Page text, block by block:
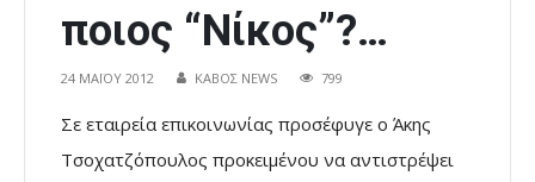
ποιος “Νίκος”?…
24 ΜΑΪ́ΟΥ 2012 ΚΑΒΟΣ NEWS 799
Σε εταιρεία επικοινωνίας προσέφυγε ο Άκης
Τσοχατζόπουλος προκειμένου να αντιστρέψει